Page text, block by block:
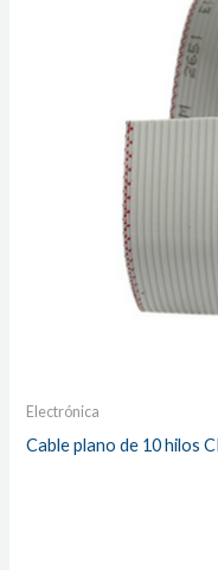
Electrónica
Cable plano de 10 hilos